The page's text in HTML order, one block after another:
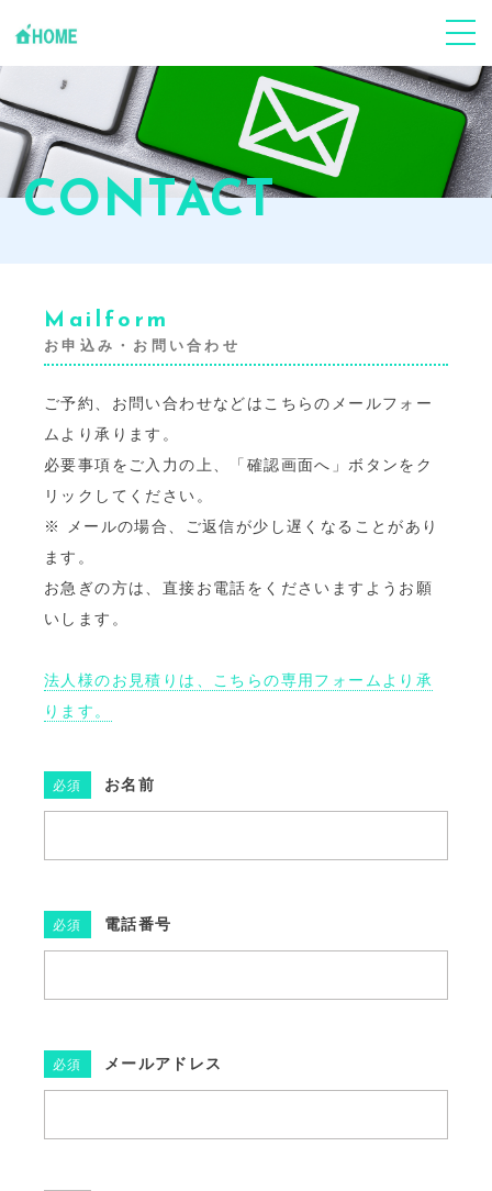
ABOUT
Jフードハーモニーについて
個人の方
心身ケア
News
お知らせ･ブログ
CONTACT
お申し込み・お問い合わせ
GALLERY
よくあるご質問
アクセス
CONTACT
Mailform
お申込み・お問い合わせ
ご予約、お問い合わせなどはこちらのメールフォー
ムより承ります。
必要事項をご入力の上、「確認画面へ」ボタンをク
リックしてください。
※ メールの場合、ご返信が少し遅くなることがあり
ます。
お急ぎの方は、直接お電話をくださいますようお願
いします。
法人様のお見積りは、こちらの専用フォームより承
ります。
必須 お名前
必須 電話番号
必須 メールアドレス